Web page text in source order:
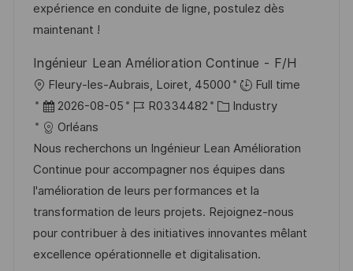
V
e
ö
f
f
e
n
t
l
i
c
h
e
expérience en conduite de ligne, postulez dès
maintenant !
Ingénieur Lean Amélioration Continue - F/H
O
r
t
Fleury-les-Aubrais, Loiret, 45000
Full time
D
a
t
u
m
d
e
r
2026-08-05
J
b
-
I
D
R0334482
K
t
e
g
o
r
i
Industry
Orléans
Nous recherchons un Ingénieur Lean Amélioration
Continue pour accompagner nos équipes dans
l'amélioration de leurs performances et la
transformation de leurs projets. Rejoignez-nous
pour contribuer à des initiatives innovantes mêlant
excellence opérationnelle et digitalisation.